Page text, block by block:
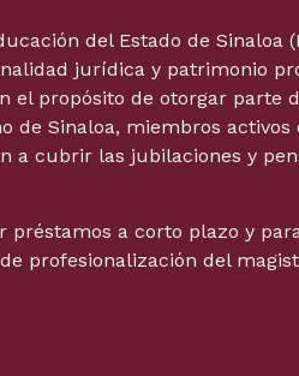
del Estado de Sinaloa
jurídica y patrimonio
el propósito de otorgar parte
Sinaloa, miembros activos
cubrir las jubilaciones y
a corto plazo y
profesionalización del